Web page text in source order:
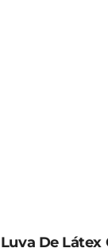
Luva De Látex